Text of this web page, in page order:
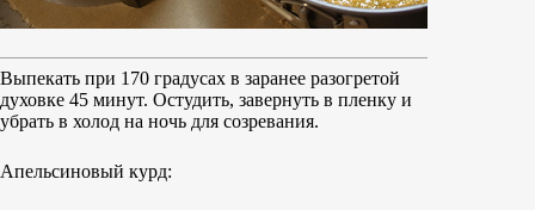
Выпекать при 170 градусах в заранее разогретой
духовке 45 минут. Остудить, завернуть в пленку и
убрать в холод на ночь для созревания.
Апельсиновый курд: